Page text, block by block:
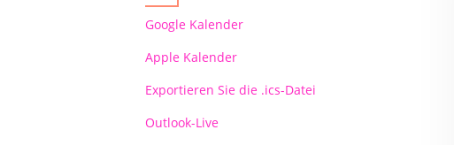
Google Kalender
Apple Kalender
Exportieren Sie die .ics-Datei
Outlook-Live